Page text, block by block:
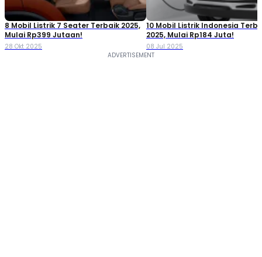
8 Mobil Listrik 7 Seater Terbaik 2025,
Mulai Rp399 Jutaan!
28 Okt 2025
10 Mobil Listrik Indonesia
2025, Mulai Rp184 Juta!
08 Jul 2025